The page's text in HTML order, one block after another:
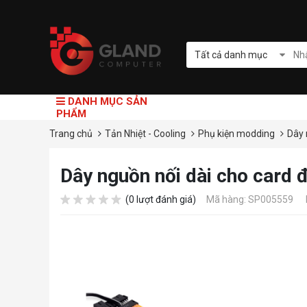
Tất cả danh mục
DANH MỤC SẢN
PHẨM
Trang chủ Tản Nhiệt - Cooling Phụ kiện modding
Dây nguồn nối dài cho card
(0 lượt đánh giá) Mã hàng: SP005559